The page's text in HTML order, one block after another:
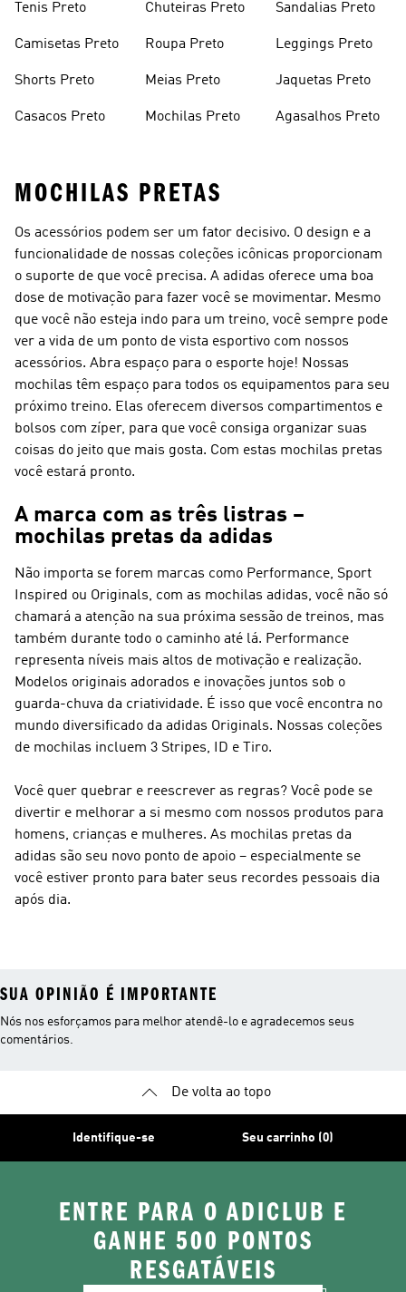
Tenis Preto
Camisetas Preto
Shorts Preto
Casacos Preto
Chuteiras Preto
Roupa Preto
Meias Preto
Mochilas Preto
Sandalias Preto
Leggings Preto
Jaquetas Preto
Agasalhos Preto
MOCHILAS PRETAS
Os acessórios podem ser um fator decisivo. O design e a
funcionalidade de nossas coleções icônicas proporcionam
o suporte de que você precisa. A adidas oferece uma boa
dose de motivação para fazer você se movimentar. Mesmo
que você não esteja indo para um treino, você sempre pode
ver a vida de um ponto de vista esportivo com nossos
acessórios. Abra espaço para o esporte hoje! Nossas
mochilas têm espaço para todos os equipamentos para seu
próximo treino. Elas oferecem diversos compartimentos e
bolsos com zíper, para que você consiga organizar suas
coisas do jeito que mais gosta. Com estas mochilas pretas
você estará pronto.
A marca com as três listras –
mochilas pretas da adidas
Não importa se forem marcas como Performance, Sport
Inspired ou Originals, com as mochilas adidas, você não só
chamará a atenção na sua próxima sessão de treinos, mas
também durante todo o caminho até lá. Performance
representa níveis mais altos de motivação e realização.
Modelos originais adorados e inovações juntos sob o
guarda-chuva da criatividade. É isso que você encontra no
mundo diversificado da adidas Originals. Nossas coleções
de mochilas incluem 3 Stripes, ID e Tiro.
Você quer quebrar e reescrever as regras? Você pode se
divertir e melhorar a si mesmo com nossos produtos para
homens, crianças e mulheres. As mochilas pretas da
adidas são seu novo ponto de apoio – especialmente se
você estiver pronto para bater seus recordes pessoais dia
após dia.
SUA OPINIÃO É IMPORTANTE
Nós nos esforçamos para melhor atendê-lo e agradecemos seus
comentários.
De volta ao topo
Identifique-se Seu carrinho (0)
ENTRE PARA O ADICLUB E
GANHE 500 PONTOS
RESGATÁVEIS